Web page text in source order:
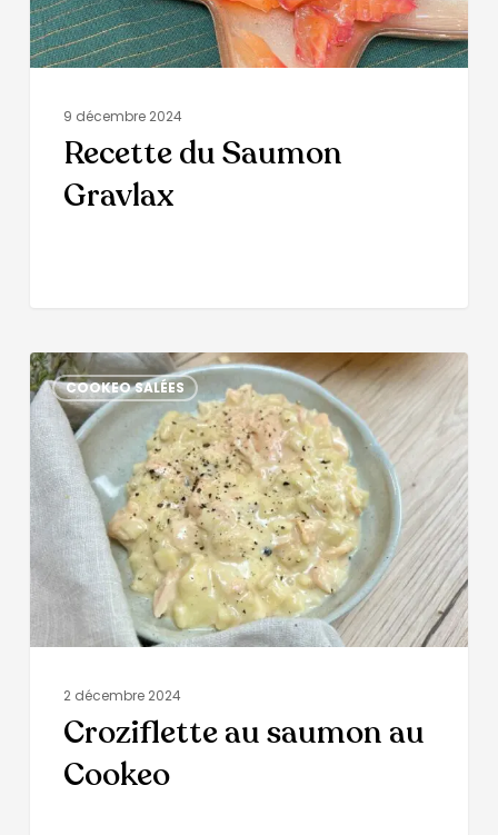
9 décembre 2024
Recette du Saumon
Gravlax
COOKEO SALÉES
2 décembre 2024
Croziflette au saumon au
Cookeo